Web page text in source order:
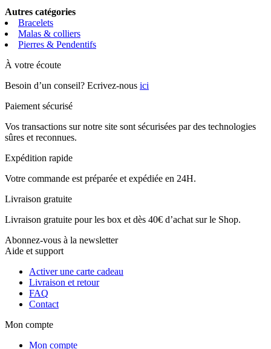
Autres catégories
Bracelets
Malas & colliers
Pierres & Pendentifs
À votre écoute
Besoin d’un conseil? Ecrivez-nous ici
Paiement sécurisé
Vos transactions sur notre site sont sécurisées par des technologies
sûres et reconnues.
Expédition rapide
Votre commande est préparée et expédiée en 24H.
Livraison gratuite
Livraison gratuite pour les box et dès 40€ d’achat sur le Shop.
Abonnez-vous à la newsletter
Aide et support
Activer une carte cadeau
Livraison et retour
FAQ
Contact
Mon compte
Mon compte